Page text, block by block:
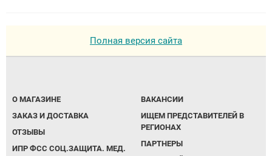
Полная версия сайта
О МАГАЗИНЕ
ЗАКАЗ И ДОСТАВКА
ОТЗЫВЫ
ИПР ФСС СОЦ.ЗАЩИТА. МЕД.
ВАКАНСИИ
ИЩЕМ ПРЕДСТАВИТЕЛЕЙ В
РЕГИОНАХ
ПАРТНЕРЫ